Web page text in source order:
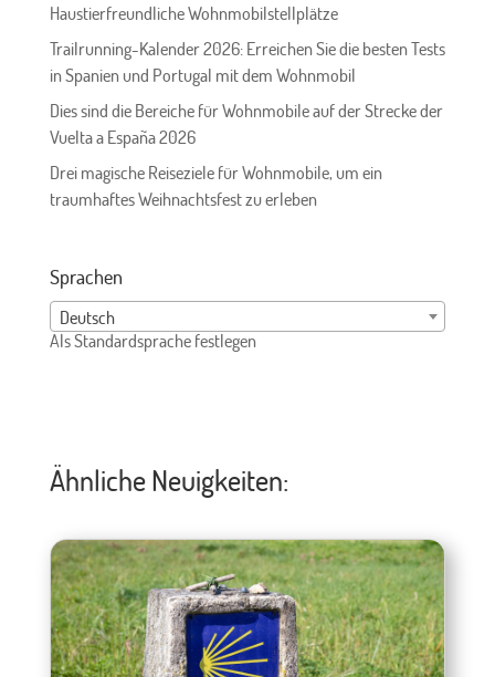
Haustierfreundliche Wohnmobilstellplätze
Trailrunning-Kalender 2026: Erreichen Sie die besten Tests
in Spanien und Portugal mit dem Wohnmobil
Dies sind die Bereiche für Wohnmobile auf der Strecke der
Vuelta a España 2026
Drei magische Reiseziele für Wohnmobile, um ein
traumhaftes Weihnachtsfest zu erleben
Sprachen
Deutsch
Als Standardsprache festlegen
Ähnliche Neuigkeiten: